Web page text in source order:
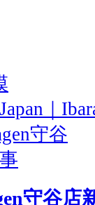
｜
守谷店